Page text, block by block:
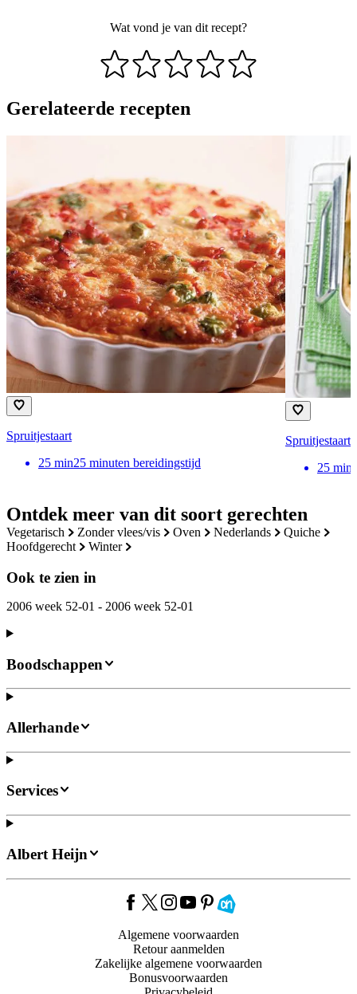
Ontdek meer van dit soort gerechten
vegetarisch zonder vlees/vis oven nederlands
quiche
hoofdgerecht
winter
Ook te zien in
2006 week 52-01 - 2006 week 52-01
Wat vond je van dit recept?
Gerelateerde recepten
Spruitjestaart
25 min25 minuten bereidingstijd
Spruitjestaart
25 min
Boodschappen
Allerhande
Services
Albert Heijn
Algemene voorwaarden
Retour aanmelden
Zakelijke algemene voorwaarden
Bonusvoorwaarden